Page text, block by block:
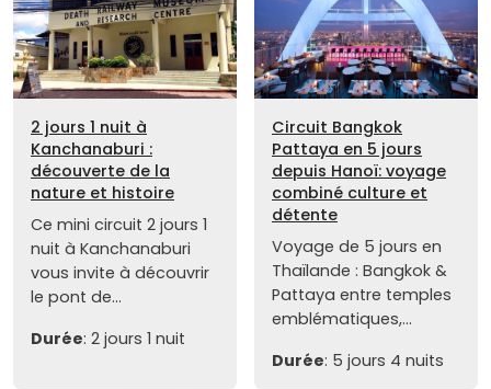
2 jours 1 nuit à
Kanchanaburi :
découverte de la
nature et histoire
Ce mini circuit 2 jours 1
nuit à Kanchanaburi
vous invite à découvrir
le pont de...
Durée: 2 jours 1 nuit
Circuit Bangkok
Pattaya en 5 jours
depuis Hanoï: voyage
combiné culture et
détente
Voyage de 5 jours en
Thaïlande : Bangkok &
Pattaya entre temples
emblématiques,...
Durée: 5 jours 4 nuits